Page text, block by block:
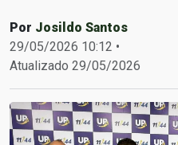
Por Josildo Santos
29/05/2026 10:12 •
Atualizado 29/05/2026